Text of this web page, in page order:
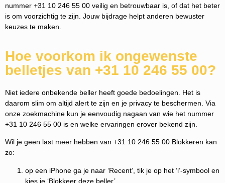
nummer +31 10 246 55 00 veilig en betrouwbaar is, of dat het beter
is om voorzichtig te zijn. Jouw bijdrage helpt anderen bewuster
keuzes te maken.
Hoe voorkom ik ongewenste
belletjes van +31 10 246 55 00?
Niet iedere onbekende beller heeft goede bedoelingen. Het is
daarom slim om altijd alert te zijn en je privacy te beschermen. Via
onze zoekmachine kun je eenvoudig nagaan van wie het nummer
+31 10 246 55 00 is en welke ervaringen erover bekend zijn.
Wil je geen last meer hebben van +31 10 246 55 00 Blokkeren kan
zo:
op een iPhone ga je naar ‘Recent’, tik je op het ‘i’-symbool en
kies je ‘Blokkeer deze beller’.